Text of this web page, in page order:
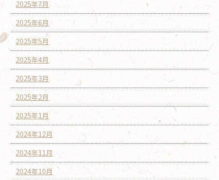
2025年7月
2025年6月
2025年5月
2025年4月
2025年3月
2025年2月
2025年1月
2024年12月
2024年11月
2024年10月